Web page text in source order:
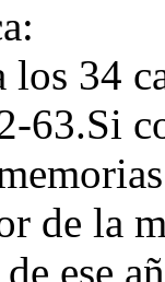
los 34
63.Si
de la
ese